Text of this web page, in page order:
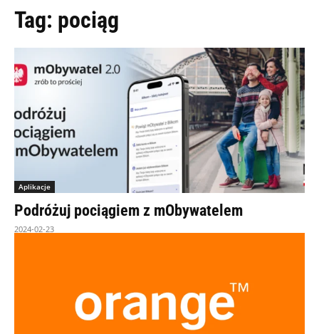
Tag: pociąg
Aplikacje
Podróżuj pociągiem z mObywatelem
2024-02-23